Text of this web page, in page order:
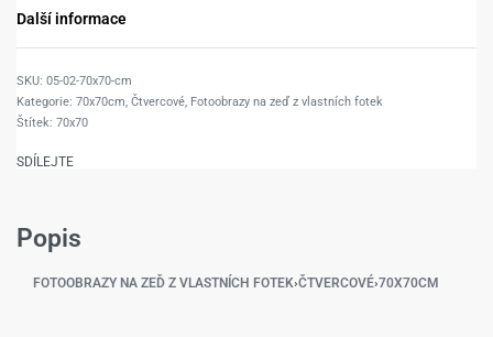
Další informace
05-02-70x70-cm
Kategorie: 70x70cm, Čtvercové, Fotoobrazy na zeď z vlastních fotek
Štítek: 70x70
SDÍLEJTE
Popis
FOTOOBRAZY NA ZEĎ Z VLASTNÍCH FOTEK›ČTVERCOVÉ›70X70CM